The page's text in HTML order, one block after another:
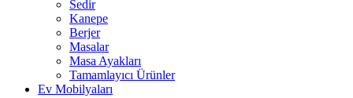
Sedir
Kanepe
Berjer
Masalar
Masa Ayakları
Tamamlayıcı Ürünler
Ev Mobilyaları